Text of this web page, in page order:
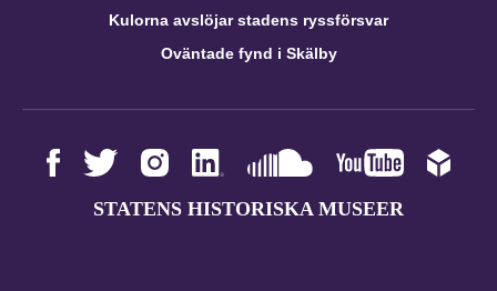
Kulorna avslöjar stadens ryssförsvar
Oväntade fynd i Skälby
STATENS HISTORISKA MUSEER